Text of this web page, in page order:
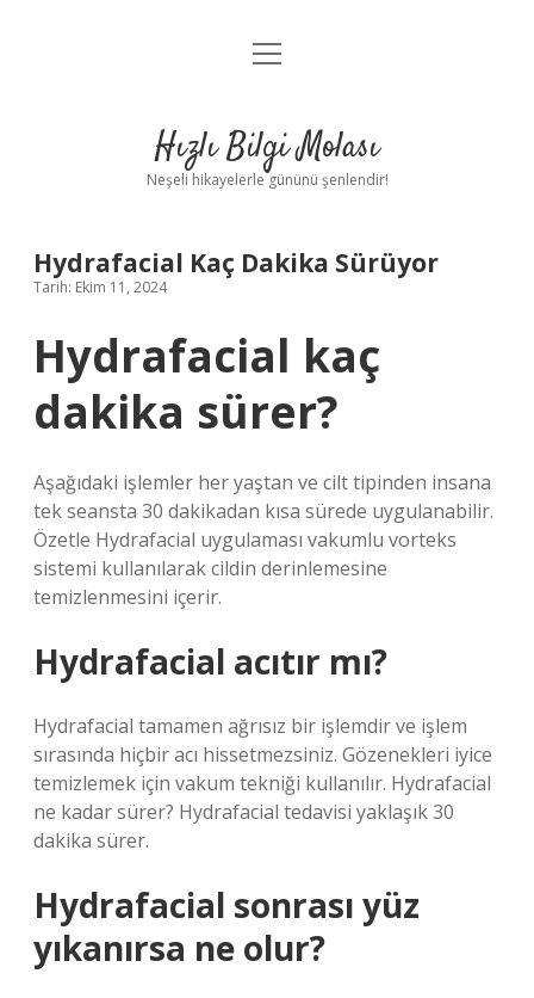
Anasayfa
Yasal Uyarı
menüyü
Hızlı Bilgi Molası
Neşeli hikayelerle gününü şenlendir!
Hydrafacial Kaç Dakika Sürüyor
Tarih: Ekim 11, 2024
Hydrafacial kaç
dakika sürer?
Aşağıdaki işlemler her yaştan ve cilt tipinden insana
tek seansta 30 dakikadan kısa sürede uygulanabilir.
Özetle Hydrafacial uygulaması vakumlu vorteks
sistemi kullanılarak cildin derinlemesine
temizlenmesini içerir.
Hydrafacial acıtır mı?
Hydrafacial tamamen ağrısız bir işlemdir ve işlem
sırasında hiçbir acı hissetmezsiniz. Gözenekleri iyice
temizlemek için vakum tekniği kullanılır. Hydrafacial
ne kadar sürer? Hydrafacial tedavisi yaklaşık 30
dakika sürer.
Hydrafacial sonrası yüz
yıkanırsa ne olur?